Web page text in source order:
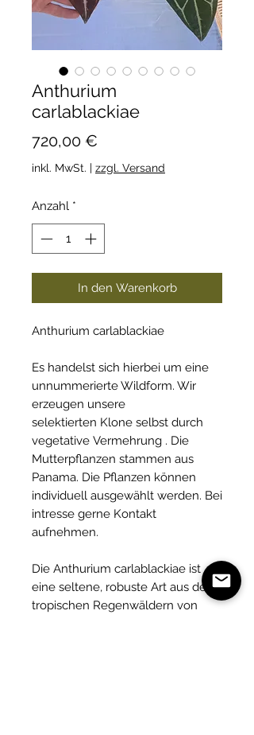
Anthurium
carlablackiae
720,00 €
inkl. MwSt. | zzgl. Versand
Anzahl *
In den Warenkorb
Anthurium carlablackiae
Es handelst sich hierbei um eine
unnummerierte Wildform. Wir
erzeugen unsere
selektierten Klone selbst durch
vegetative Vermehrung . Die
Mutterpflanzen stammen aus
Panama. Die Pflanzen können
individuell ausgewählt werden. Bei
intresse gerne Kontakt
aufnehmen.
Die Anthurium carlablackiae ist
eine seltene, robuste Art aus den
tropischen Regenwäldern von